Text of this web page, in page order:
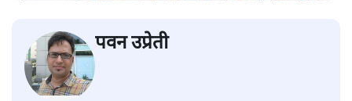
पवन उप्रेती